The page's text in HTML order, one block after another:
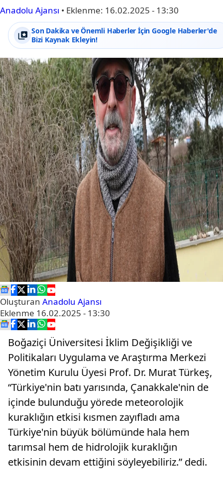
Anadolu Ajansı • Eklenme: 16.02.2025 - 13:30
Son Dakika ve Önemli Haberler İçin Google Haberler'de
Bizi Kaynak Ekleyin!
Oluşturan Anadolu Ajansı
Eklenme 16.02.2025 - 13:30
Boğaziçi Üniversitesi İklim Değişikliği ve
Politikaları Uygulama ve Araştırma Merkezi
Yönetim Kurulu Üyesi Prof. Dr. Murat Türkeş,
“Türkiye'nin batı yarısında, Çanakkale'nin de
içinde bulunduğu yörede meteorolojik
kuraklığın etkisi kısmen zayıfladı ama
Türkiye'nin büyük bölümünde hala hem
tarımsal hem de hidrolojik kuraklığın
etkisinin devam ettiğini söyleyebiliriz.” dedi.